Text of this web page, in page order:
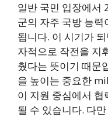
일반 국민 입장에서
군의 자주 국방 능
됩니다. 이 시기가
자적으로 작전을 지
췄다는 뜻이기 때문
을 높이는 중요한
이 지원 중심에서
될 수 있습니다. 다